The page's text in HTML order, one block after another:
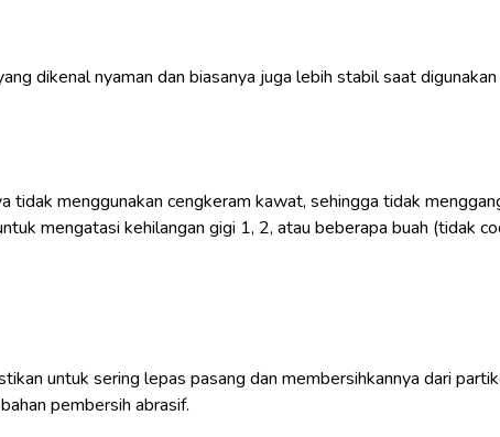
dikenal nyaman dan biasanya juga lebih stabil saat
tidak menggunakan cengkeram kawat, sehingga tidak
mengatasi kehilangan gigi 1, 2, atau beberapa buah (tidak
untuk sering lepas pasang dan membersihkannya dari
pembersih abrasif.